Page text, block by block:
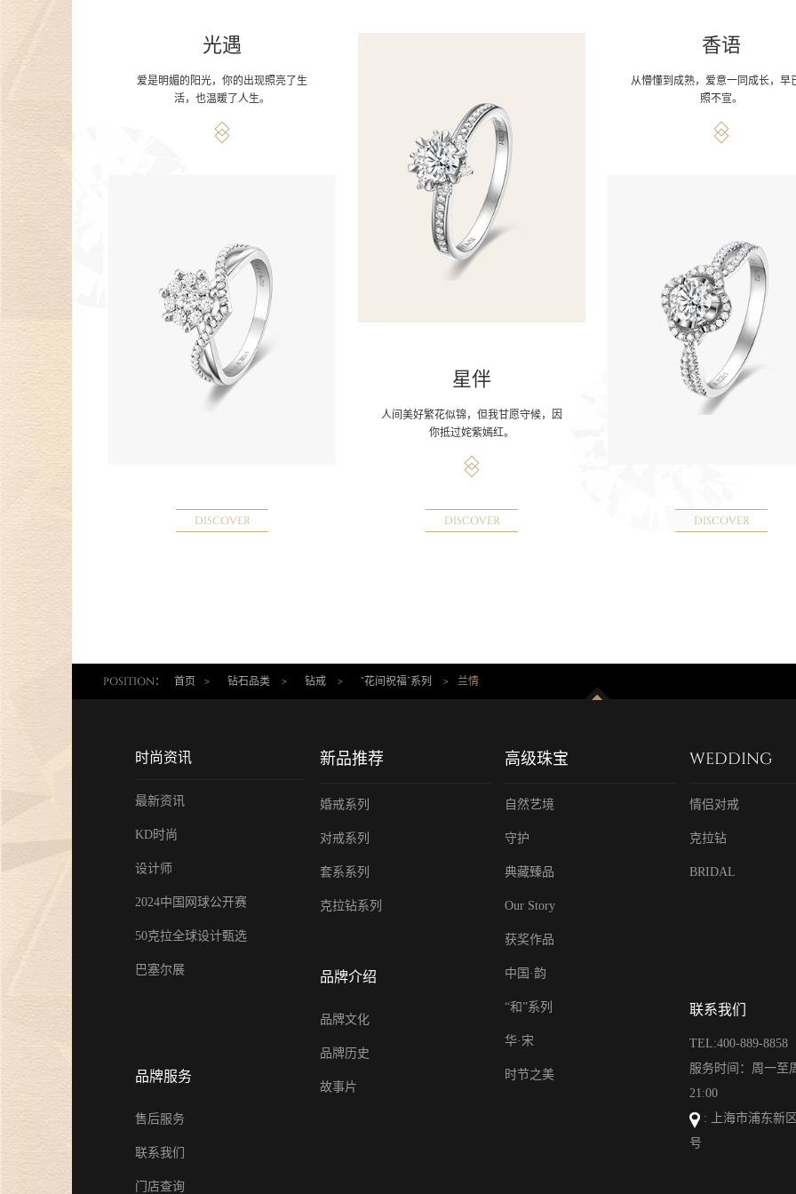
光遇
爱是明媚的阳光，你的出现照亮了生
活，也温暖了人生。
DISCOVER
星伴
人间美好繁花似锦，但我甘愿守候，因
你抵过姹紫嫣红。
DISCOVER
香语
从懵懂到成熟，爱意一同成长，早
照不宣。
DISCOVER
POSITION： 首页 > 钻石品类 > 钻戒 > “花间祝福”系列 > 兰情
时尚资讯
最新资讯
KD时尚
设计师
2024中国网球公开赛
50克拉全球设计甄选
巴塞尔展
品牌服务
售后服务
联系我们
门店查询
新品推荐
婚戒系列
对戒系列
套系系列
克拉钻系列
品牌介绍
品牌文化
品牌历史
故事片
高级珠宝
自然艺境
守护
典藏臻品
Our Story
获奖作品
中国·韵
“和”系列
华·宋
时节之美
WEDDING
情侣对戒
克拉钻
BRIDAL
联系我们
TEL:400-889-8858
服务时间：周一至
21:00
: 上海市浦东新
号